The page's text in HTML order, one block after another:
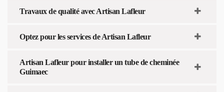
Travaux de qualité avec Artisan Lafleur
Optez pour les services de Artisan Lafleur
Artisan Lafleur pour installer un tube de cheminée
Guimaec